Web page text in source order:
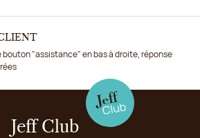
bouton "assistance" en bas à droite, réponse
Jeff Club